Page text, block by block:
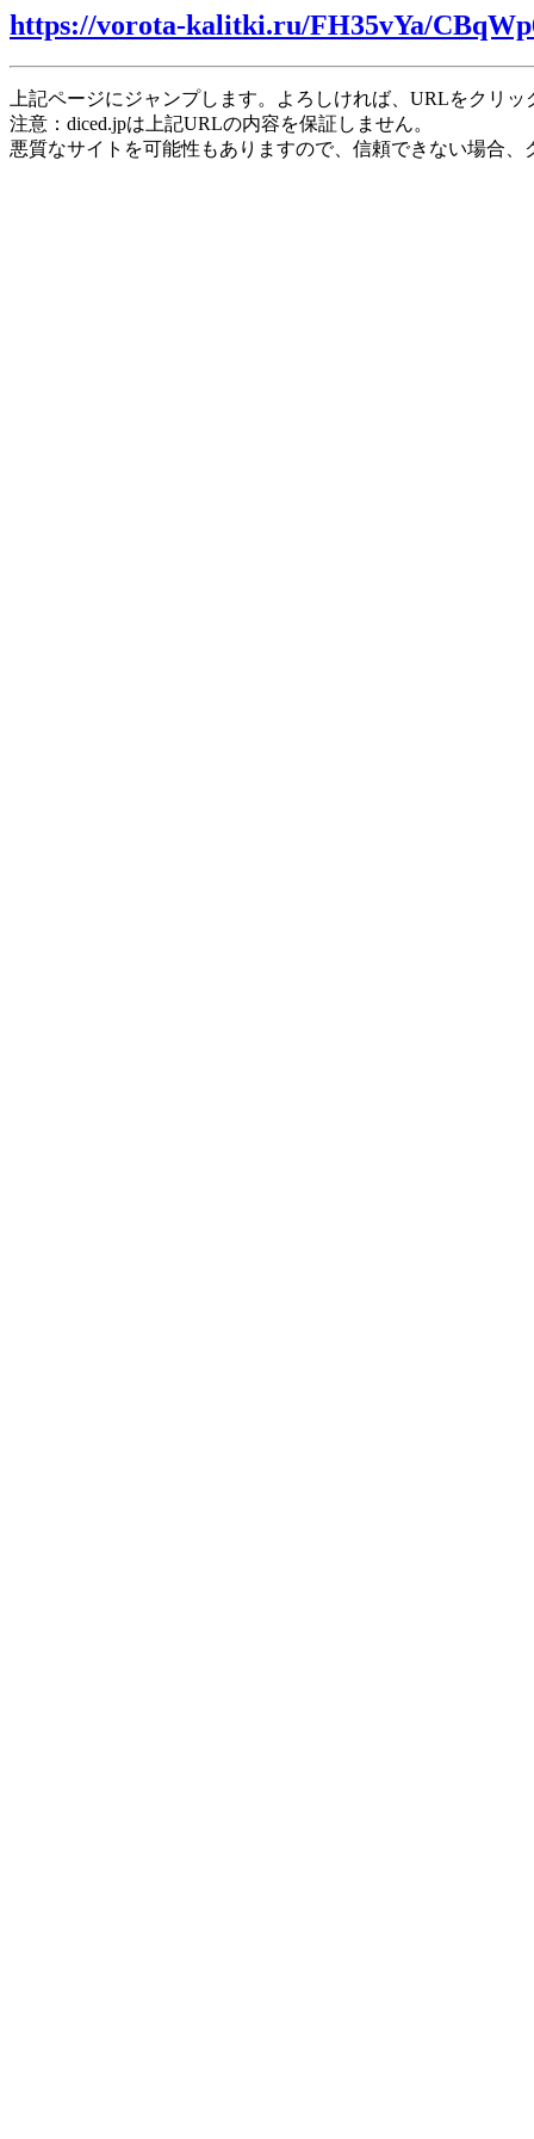
https://vorota-kalitki.ru/FH35vYa/
上記ページにジャンプします。よろしければ、URLをクリ
注意：diced.jpは上記URLの内容を保証しません。
悪質なサイトを可能性もありますので、信頼できない場合、